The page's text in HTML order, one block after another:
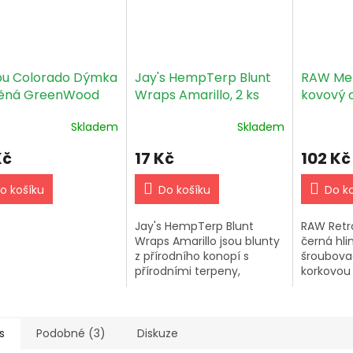
Colorado Dýmka
GreenWood
Skladem
košíku
Jay's HempTerp Blunt
Wraps Amarillo, 2 ks
Skladem
17 Kč
Do košíku
Jay's HempTerp Blunt
Wraps Amarillo jsou blunty
z přírodního konopí s
přírodními terpeny,
RAW
kovový
102 Kč
Do
RAW
černá
Podobné (3) Diskuze